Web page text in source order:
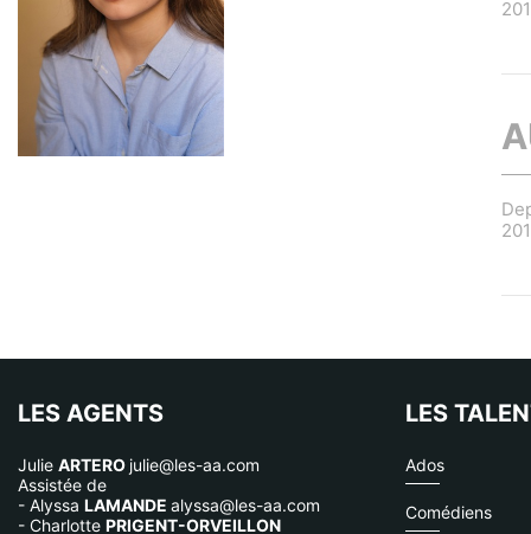
LES AGENTS
Julie ARTERO julie@les-aa.com
Assistée de
- Alyssa LAMANDE alyssa@les-aa.com
- Charlotte PRIGENT-ORVEILLON
LES
Ados
Comédiens